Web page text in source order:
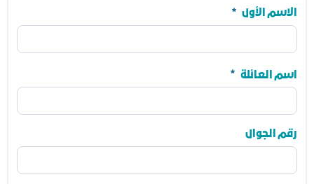
الاسم الأول
مطلوب
اسم العائلة
مطلوب
رقم الجوال